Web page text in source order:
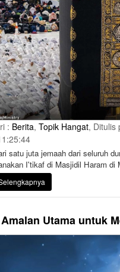
: Berita, Topik Hangat, Ditulis
satu juta jemaah dari seluruh
I'tikaf di Masjidil Haram di
di Madinah untuk
fadilah malam lailatul qadar di 10
Para Jemaah melakukan
fase penutup bulan suci,